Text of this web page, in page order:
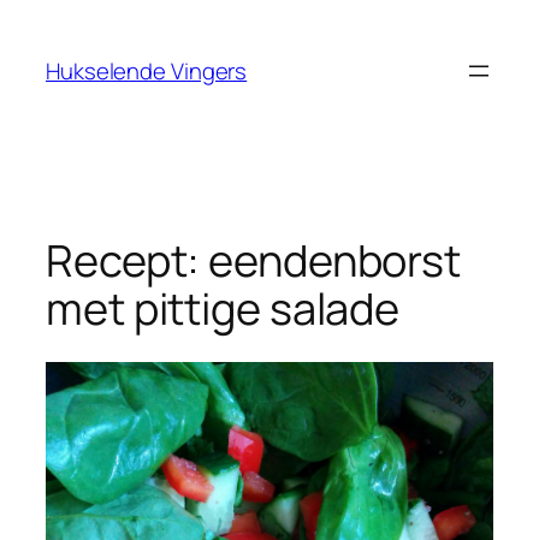
Hukselende Vingers
Recept: eendenborst
met pittige salade